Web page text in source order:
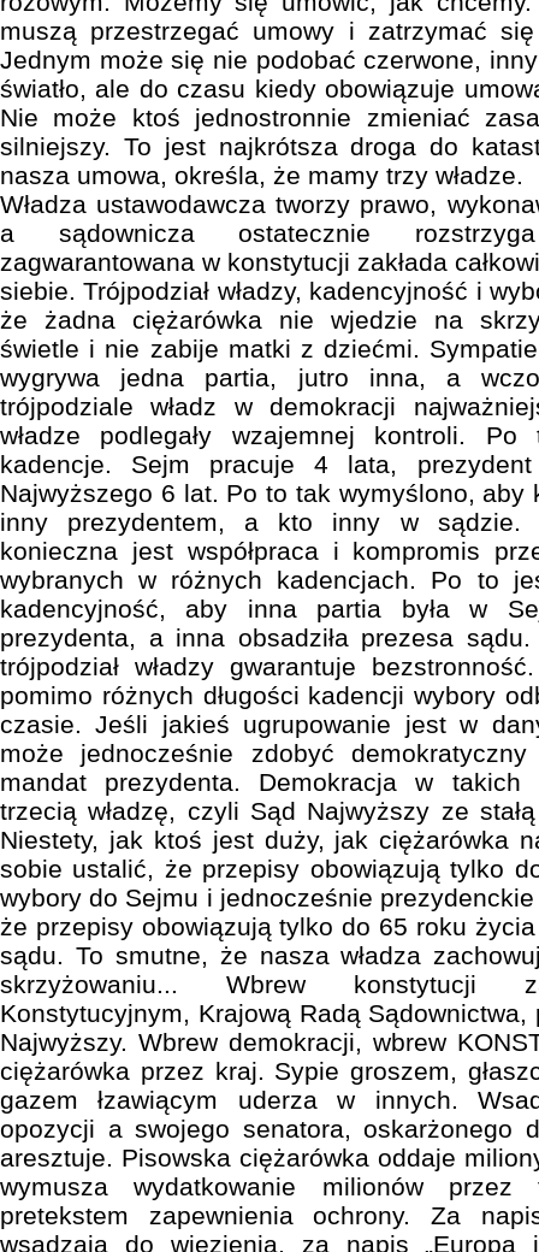
muszą przestrzegać umowy i zatrzymać
Jednym może się nie podobać czerwone,
światło, ale do czasu kiedy obowiązuje
Nie może ktoś jednostronnie zmieniać
silniejszy. To jest najkrótsza droga do
nasza umowa, określa, że mamy trzy władze.
Władza ustawodawcza tworzy prawo,
a sądownicza ostatecznie
zagwarantowana w konstytucji zakłada
siebie. Trójpodział władzy, kadencyjność i
że żadna ciężarówka nie wjedzie na
świetle i nie zabije matki z dziećmi.
wygrywa jedna partia, jutro inna, a
trójpodziale władz w demokracji
władze podlegały wzajemnej kontroli.
kadencje. Sejm pracuje 4 lata,
Najwyższego 6 lat. Po to tak wymyślono, aby
inny prezydentem, a kto inny w sądzie.
konieczna jest współpraca i kompromis
wybranych w różnych kadencjach. Po to
kadencyjność, aby inna partia była w
prezydenta, a inna obsadziła prezesa
trójpodział władzy gwarantuje
pomimo różnych długości kadencji wybory
czasie. Jeśli jakieś ugrupowanie jest w
może jednocześnie zdobyć
mandat prezydenta. Demokracja w takich
trzecią władzę, czyli Sąd Najwyższy ze
Niestety, jak ktoś jest duży, jak ciężarówka
sobie ustalić, że przepisy obowiązują tylko
wybory do Sejmu i jednocześnie
że przepisy obowiązują tylko do 65 roku
sądu. To smutne, że nasza władza
skrzyżowaniu... Wbrew konstytucji
Konstytucyjnym, Krajową Radą Sądownictwa,
Najwyższy. Wbrew demokracji, wbrew
ciężarówka przez kraj. Sypie groszem,
gazem łzawiącym uderza w innych.
opozycji a swojego senatora, oskarżonego
aresztuje. Pisowska ciężarówka oddaje
wymusza wydatkowanie milionów
pretekstem zapewnienia ochrony. Za
wsadzają do więzienia, za napis „Europa